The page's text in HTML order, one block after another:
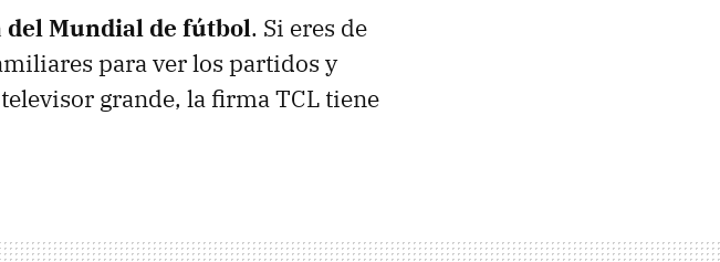
del Mundial de fútbol. Si eres de
para ver los partidos y
grande, la firma TCL tiene